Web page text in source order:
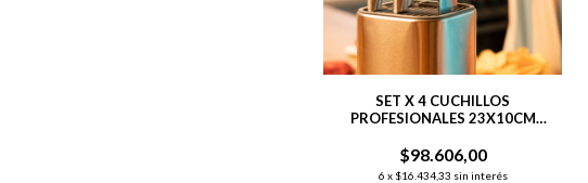
SET X 4 CUCHILLOS
PROFESIONALES 23X10CM
$98.606,00
6 x $16.434,33 sin interés